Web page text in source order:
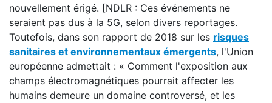
nouvellement érigé. [NDLR : Ces événements ne
seraient pas dus à la 5G, selon divers reportages.
Toutefois, dans son rapport de 2018 sur les risques
sanitaires et environnementaux émergents, l'Union
européenne admettait : « Comment l'exposition aux
champs électromagnétiques pourrait affecter les
humains demeure un domaine controversé, et les